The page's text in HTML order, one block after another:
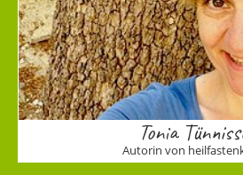
Tonia
Autorin von